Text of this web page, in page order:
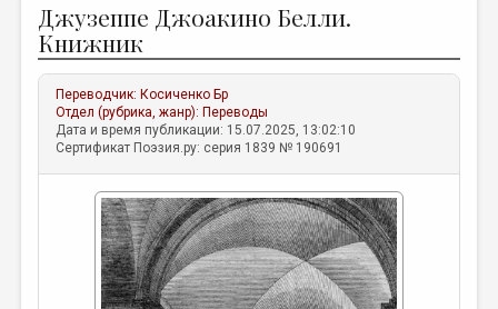
ЖАНРЫ
АВТОРЫ
КОММЕНТАРИИ
ЛИТСАЛОН
ПРАВИЛА САЙТА
ОТДЕЛЫ И РУБРИКИ
Джузеппе Джоакино Белли.
Книжник
Переводчик: Косиченко Бр
Отдел (рубрика, жанр): Переводы
Дата и время публикации: 15.07.2025, 13:02:10
Сертификат Поэзия.ру: серия 1839 № 190691